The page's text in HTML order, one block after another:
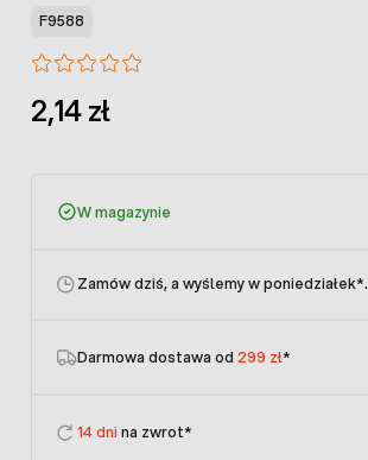
F9588
2,14 zł
W magazynie
Zamów dziś, a wyślemy w poniedziałek*.
Darmowa dostawa od 299 zł*
14 dni na zwrot*